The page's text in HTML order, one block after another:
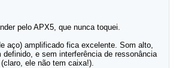
pelo APX5, que nunca toquei.
aço) amplificado fica excelente. Som alto,
definido, e sem interferência de ressonância
ele não tem caixa!).